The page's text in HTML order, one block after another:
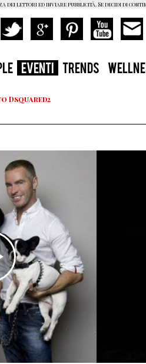
EVENTI TRENDS
Dsquared2
dei lettori ed inviare pubblicità. Se decidi di